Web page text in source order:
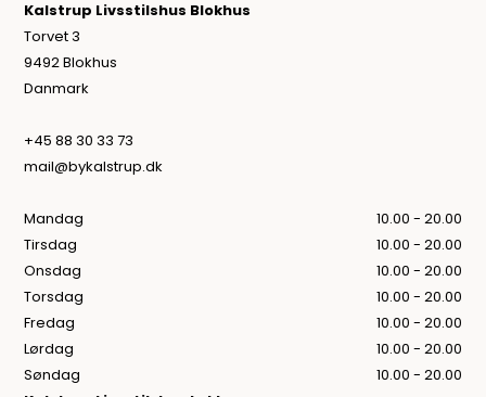
Kalstrup Livsstilshus Blokhus
Torvet 3
9492 Blokhus
Danmark
+45 88 30 33 73
mail@bykalstrup.dk
Mandag
10.00 - 20.00
Tirsdag
10.00 - 20.00
Onsdag
10.00 - 20.00
Torsdag
10.00 - 20.00
Fredag
10.00 - 20.00
Lørdag
10.00 - 20.00
Søndag
10.00 - 20.00